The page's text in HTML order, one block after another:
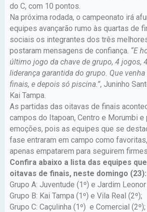
do C, com 10 pontos.
Na próxima rodada, o campeonato irá
equipes avançarão rumo às quartas de
sociais os integrantes dos três
postaram mensagens de confiança. “E
último jogo da chave de grupo, 4 jogos,
liderança garantida do grupo. Que
finais, e depois só piscina.”, Juninho
Kai Tampa.
As partidas das oitavas de finais
campos do Itapoan, Centro e Morumbi
emoções, pois as equipes que se
fase entraram em campo como
apenas empatarem para seguirem
Confira abaixo a lista das equipes
oitavas de finais, neste domingo (23):
Grupo A: Juventude (1º) e Jardim Leonor
Grupo B: Kai Tampa (1º) e Vila Real (2º);
Grupo C: Caçulinha (1º) e Comercial (2º);